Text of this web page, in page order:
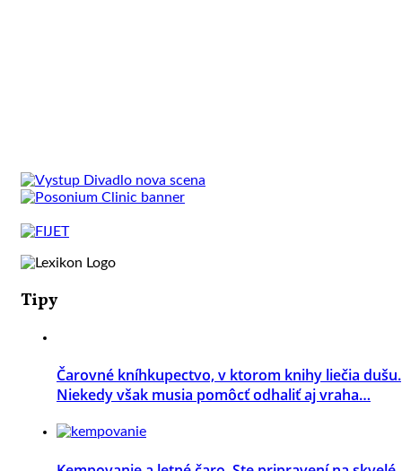
Tipy
Čarovné kníhkupectvo, v ktorom knihy liečia dušu.
Niekedy však musia pomôcť odhaliť aj vraha…